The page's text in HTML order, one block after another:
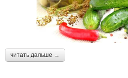
читать дальше →